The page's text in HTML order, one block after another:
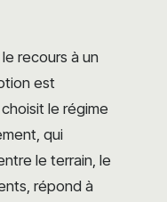
recours à un
est
le régime
qui
le terrain, le
répond à